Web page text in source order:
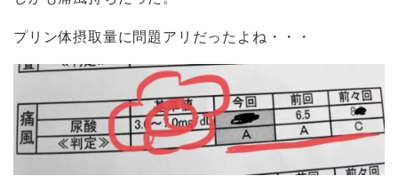
プリン体摂取量に問題アリだったよね・・・